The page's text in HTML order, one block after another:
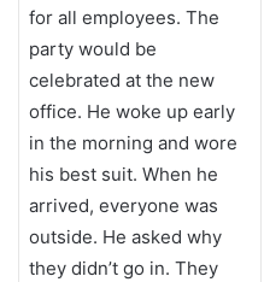
for all employees. The
party would be
celebrated at the new
office. He woke up early
in the morning and wore
his best suit. When he
arrived, everyone was
outside. He asked why
they didn’t go in. They